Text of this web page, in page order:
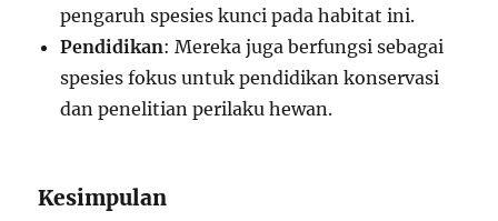
pengaruh spesies kunci pada habitat ini.
Pendidikan: Mereka juga berfungsi sebagai
spesies fokus untuk pendidikan konservasi
dan penelitian perilaku hewan.
Kesimpulan